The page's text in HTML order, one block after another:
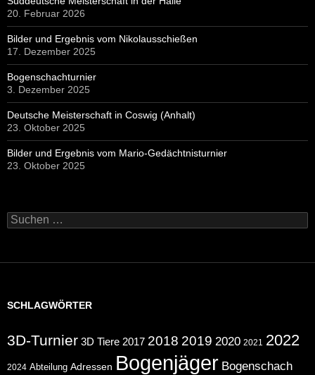
20. Februar 2026
Bilder und Ergebnis vom Nikolausschießen
17. Dezember 2025
Bogenschachturnier
3. Dezember 2025
Deutsche Meisterschaft in Coswig (Anhalt)
23. Oktober 2025
Bilder und Ergebnis vom Mario-Gedächtnisturnier
23. Oktober 2025
Suchen
nach:
SCHLAGWÖRTER
3D-Turnier 3D Tiere 2017 2018 2019 2020 2021 2022
2024 Abteilung Adressen Bogenjäger Bogenschach